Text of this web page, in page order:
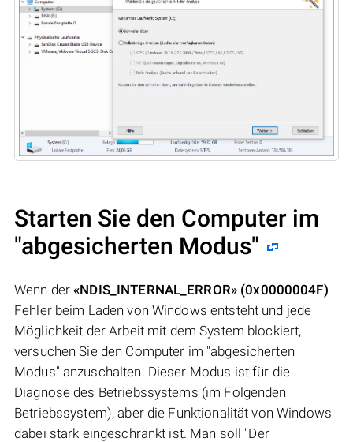
Starten Sie den Computer im
"abgesicherten Modus"
Wenn der«NDIS_INTERNAL_ERROR» (0x0000004F)
Fehler beim Laden von Windows entsteht und jede
Möglichkeit der Arbeit mit dem System blockiert,
versuchen Sie den Computer im "abgesicherten
Modus" anzuschalten. Dieser Modus ist für die
Diagnose des Betriebssystems (im Folgenden
Betriebssystem), aber die Funktionalität von Windows
dabei stark eingeschränkt ist. Man soll "Der